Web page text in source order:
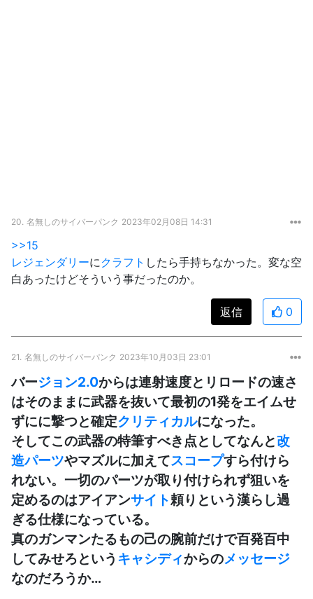
20. 名無しのサイバーパンク 2023年02月08日 14:31
>>15
レジェンダリーに クラフト したら手持ちなかった。変な空
白あったけどそういう事だったのか。
返信 0
21. 名無しのサイバーパンク 2023年10月03日 23:01
バージョン2.0からは連射速度とリロードの速さ
はそのままに武器を抜いて最初の1発をエイムせ
ずにに撃つと確定クリティカルになった。
そしてこの武器の特筆すべき点としてなんと改
造パーツやマズルに加えてスコープすら付けら
れない。一切のパーツが取り付けられず狙いを
定めるのはアイアンサイト頼りという漢らし過
ぎる仕様になっている。
真のガンマンたるもの己の腕前だけで百発百中
してみせろという キャシディからのメッセージ
なのだろうか…